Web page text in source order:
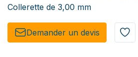
Collerette de 3,00 mm
Demander un de​​vis​​